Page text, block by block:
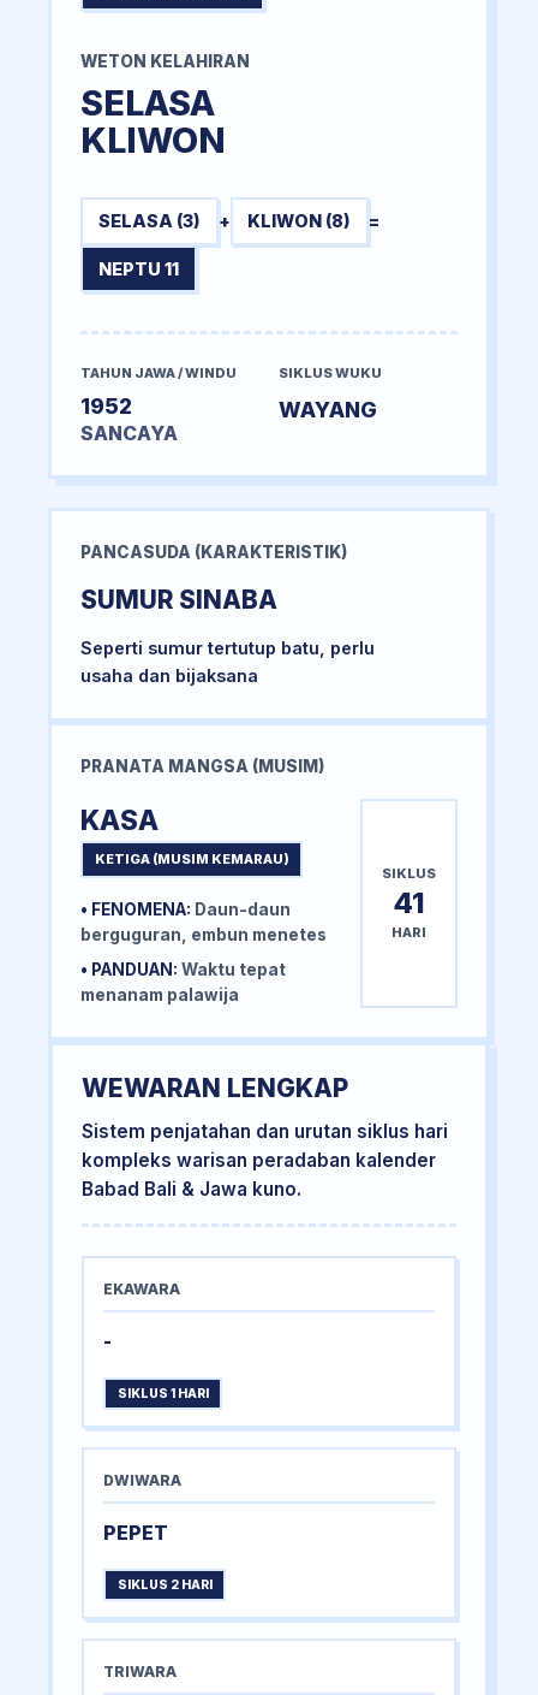
WETON KELAHIRAN
SELASA
KLIWON
SELASA (3) + KLIWON (8) =
NEPTU 11
TAHUN JAWA / WINDU
1952
SANCAYA
SIKLUS WUKU
WAYANG
PANCASUDA (KARAKTERISTIK)
SUMUR SINABA
Seperti sumur tertutup batu, perlu
usaha dan bijaksana
PRANATA MANGSA (MUSIM)
KASA
KETIGA (MUSIM KEMARAU)
• FENOMENA: Daun-daun
berguguran, embun menetes
• PANDUAN: Waktu tepat
menanam palawija
SIKLUS
41
HARI
WEWARAN LENGKAP
Sistem penjatahan dan urutan siklus hari
kompleks warisan peradaban kalender
Babad Bali & Jawa kuno.
EKAWARA
-
SIKLUS 1 HARI
DWIWARA
PEPET
SIKLUS 2 HARI
TRIWARA